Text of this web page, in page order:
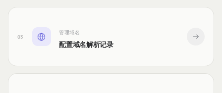
03
管理域名
配置域名解析记录